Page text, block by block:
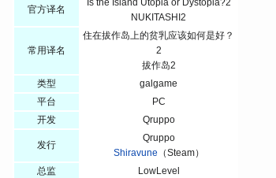
官方译名
Is the Island Utopia or Dystopia?2
NUKITASHI2
常用译名
住在拔作岛上的贫乳应该如何是好？
2
拔作岛2
类型
galgame
平台
PC
开发
Qruppo
发行
Qruppo
Shiravune （Steam）
总监
LowLevel